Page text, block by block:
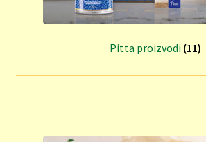
Pitta proizvodi (11)